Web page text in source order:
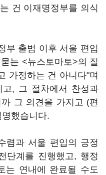
건 이재명정부를 의식
부 출범 이후 서울 편입
는 <뉴스토마토>의 질
가정하는 건 아니다"며
, 그 절차에서 찬성과
그 의견을 가지고 (편
했습니다.
렴과 서울 편입의 긍정
단계를 진행했고, 행정
는 연내에 완료될 수도